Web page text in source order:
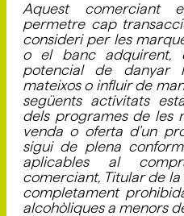
Aquest comerciant
permetre cap
consideri per les
o el banc adquirent,
potencial de danyar
mateixos o influir de
següents activitats
dels programes de les
venda o oferta d'un
sigui de plena
aplicables al
comerciant, Titular de
completament
alcohòliques a menors